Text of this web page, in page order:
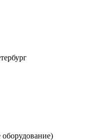
оборудование)